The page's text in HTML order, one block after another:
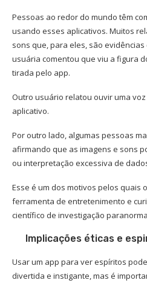
Pessoas ao redor do mundo têm
usando esses aplicativos. Muitos
sons que, para eles, são
usuária comentou que viu a figura
tirada pelo app.
Outro usuário relatou ouvir uma
aplicativo.
Por outro lado, algumas pessoas
afirmando que as imagens e sons
ou interpretação excessiva de
Esse é um dos motivos pelos quais
ferramenta de entretenimento e
científico de investigação
Implicações éticas e
Usar um app para ver espíritos
divertida e instigante, mas é